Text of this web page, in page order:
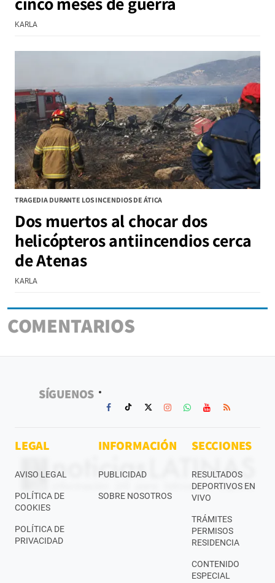
KARLA
TRAGEDIA DURANTE LOS INCENDIOS DE ÁTICA
Dos muertos al chocar dos
helicópteros antiincendios cerca
de Atenas
KARLA
COMENTARIOS
SÍGUENOS
LEGAL
AVISO LEGAL
POLÍTICA DE
COOKIES
POLÍTICA DE
PRIVACIDAD
INFORMACIÓN
PUBLICIDAD
SOBRE NOSOTROS
SECCIONES
RESULTADOS
DEPORTIVOS EN
VIVO
TRÁMITES
PERMISOS
RESIDENCIA
CONTENIDO
ESPECIAL